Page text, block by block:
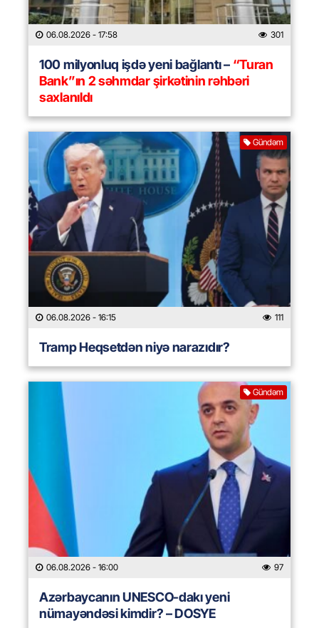
06.08.2026 - 17:58 301
100 milyonluq işdə yeni bağlantı –“Turan
Bank”ın 2 səhmdar şirkətinin rəhbəri
saxlanıldı
Gündəm
06.08.2026 - 16:15 111
Tramp Heqsetdən niyə narazıdır?
Gündəm
06.08.2026 - 16:00 97
Azərbaycanın UNESCO-dakı yeni
nümayəndəsi kimdir? – DOSYE